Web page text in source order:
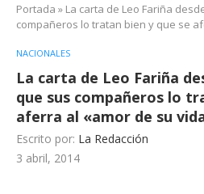
Portada » La carta de Leo Fariña
compañeros lo tratan bien y que se
NACIONALES
La carta de Leo Fariña
que sus compañeros lo
aferra al «amor de su
Escrito por: La Redacción
3 abril, 2014